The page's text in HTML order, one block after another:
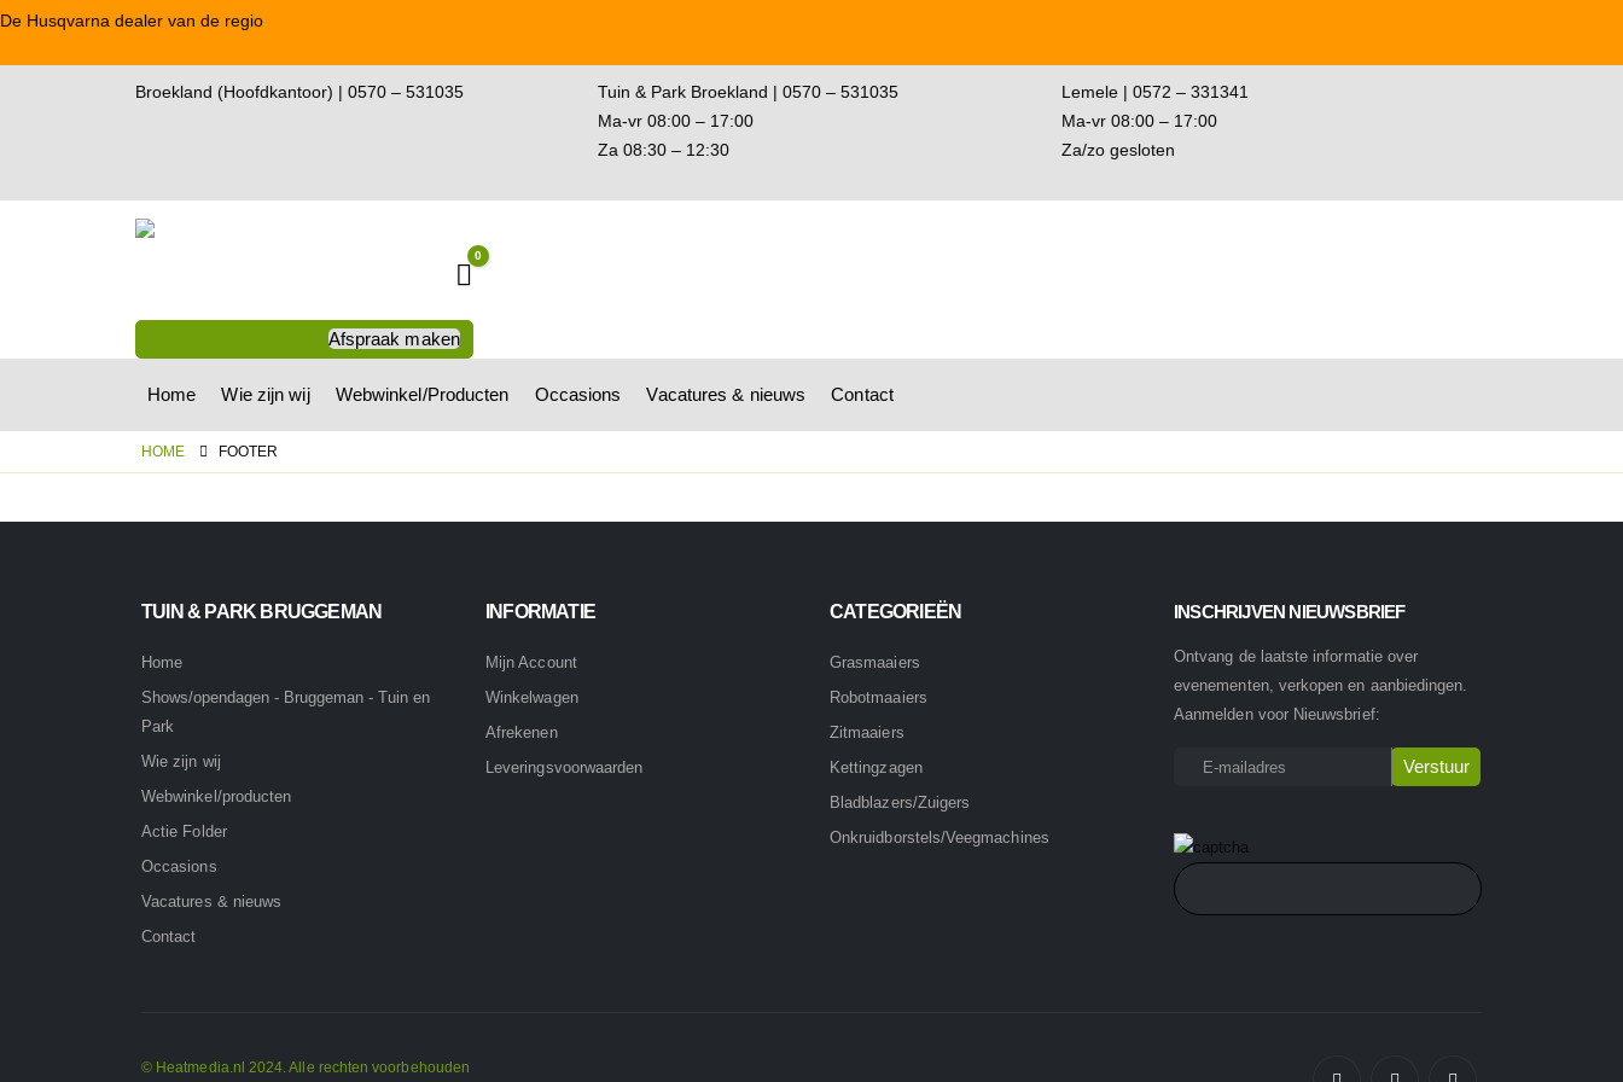
De Husqvarna dealer van de regio
Broekland (Hoofdkantoor) | 0570 – 531035
Tuin & Park Broekland | 0570 – 531035
Ma-vr 08:00 – 17:00
Za 08:30 – 12:30
Lemele | 0572 – 331341
Ma-vr 08:00 – 17:00
Za/zo gesloten
Winkelwagen
0
Afspraak maken
Home Wie zijn wij Webwinkel/Producten Occasions Vacatures & nieuws Contact
HOME FOOTER
TUIN & PARK BRUGGEMAN
Home
Shows/opendagen - Bruggeman - Tuin en
Park
Wie zijn wij
Webwinkel/producten
Actie Folder
Occasions
Vacatures & nieuws
Contact
INFORMATIE
Mijn Account
Winkelwagen
Afrekenen
Leveringsvoorwaarden
CATEGORIEËN
Grasmaaiers
Robotmaaiers
Zitmaaiers
Kettingzagen
Bladblazers/Zuigers
Onkruidborstels/Veegmachines
INSCHRIJVEN NIEUWSBRIEF
Ontvang de laatste informatie over
evenementen, verkopen en aanbiedingen.
Aanmelden voor Nieuwsbrief:
© Heatmedia.nl 2024. Alle rechten voorbehouden